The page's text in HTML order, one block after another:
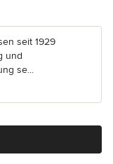
seit 1929
und
se...